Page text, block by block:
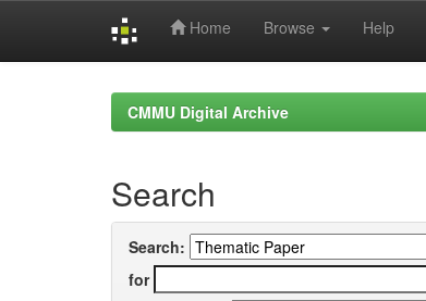
Home Browse Help
CMMU Digital Archive
Search
Search:
for